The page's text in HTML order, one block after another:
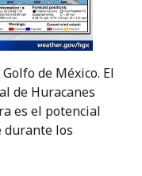
de México. El
de Huracanes
es el potencial
durante los